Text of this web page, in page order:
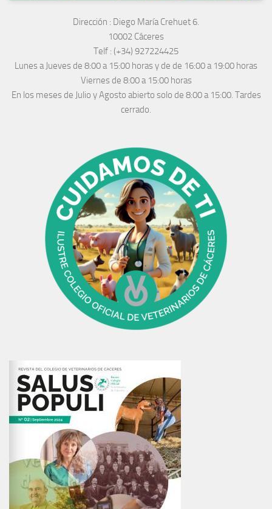
Dirección : Diego María Crehuet 6.
10002 Cáceres
Telf : (+34) 927224425
Lunes a Jueves de 8:00 a 15:00 horas y de de 16:00 a 19:00 horas
Viernes de 8:00 a 15:00 horas
En los meses de Julio y Agosto abierto solo de 8:00 a 15:00. Tardes
cerrado.